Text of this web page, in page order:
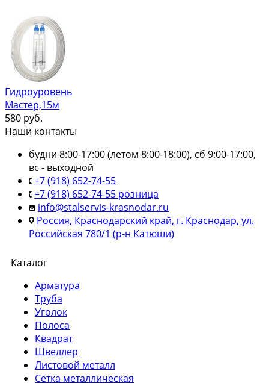
Гидроуровень
Мастер,15м
580 руб.
Наши контакты
будни 8:00-17:00 (летом 8:00-18:00), сб 9:00-17:00,
вс - выходной
+7 (918) 652-74-55
+7 (918) 652-74-55 розница
info@stalservis-krasnodar.ru
Россия, Краснодарский край, г. Краснодар, ул.
Российская 780/1 (р-н Катюши)
Каталог
Арматура
Труба
Уголок
Полоса
Квадрат
Швеллер
Листовой металл
Сетка металлическая